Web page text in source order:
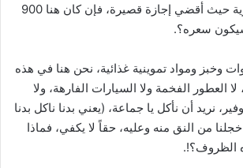
أحد الجيران في القرية حيث أقضي إجازة قصيرة، فإن كان هنا 900
سيكون سعره؟.
وخبز ومواد تموينية غذائية، نحن هنا في هذه
لا العطور الفخمة ولا السيارات الفارهة، ولا
نريد أن نأكل يا جماعة، (يعني بدنا ناكل بدنا
من النق منه وعليه، حقاً لا يكفي، فماذا